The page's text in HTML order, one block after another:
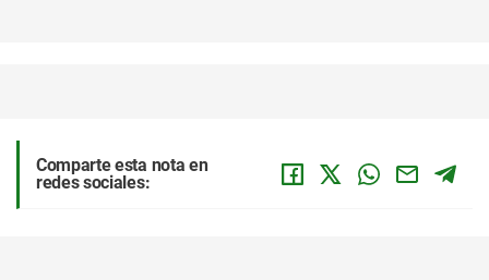
Comparte esta nota en
redes sociales: